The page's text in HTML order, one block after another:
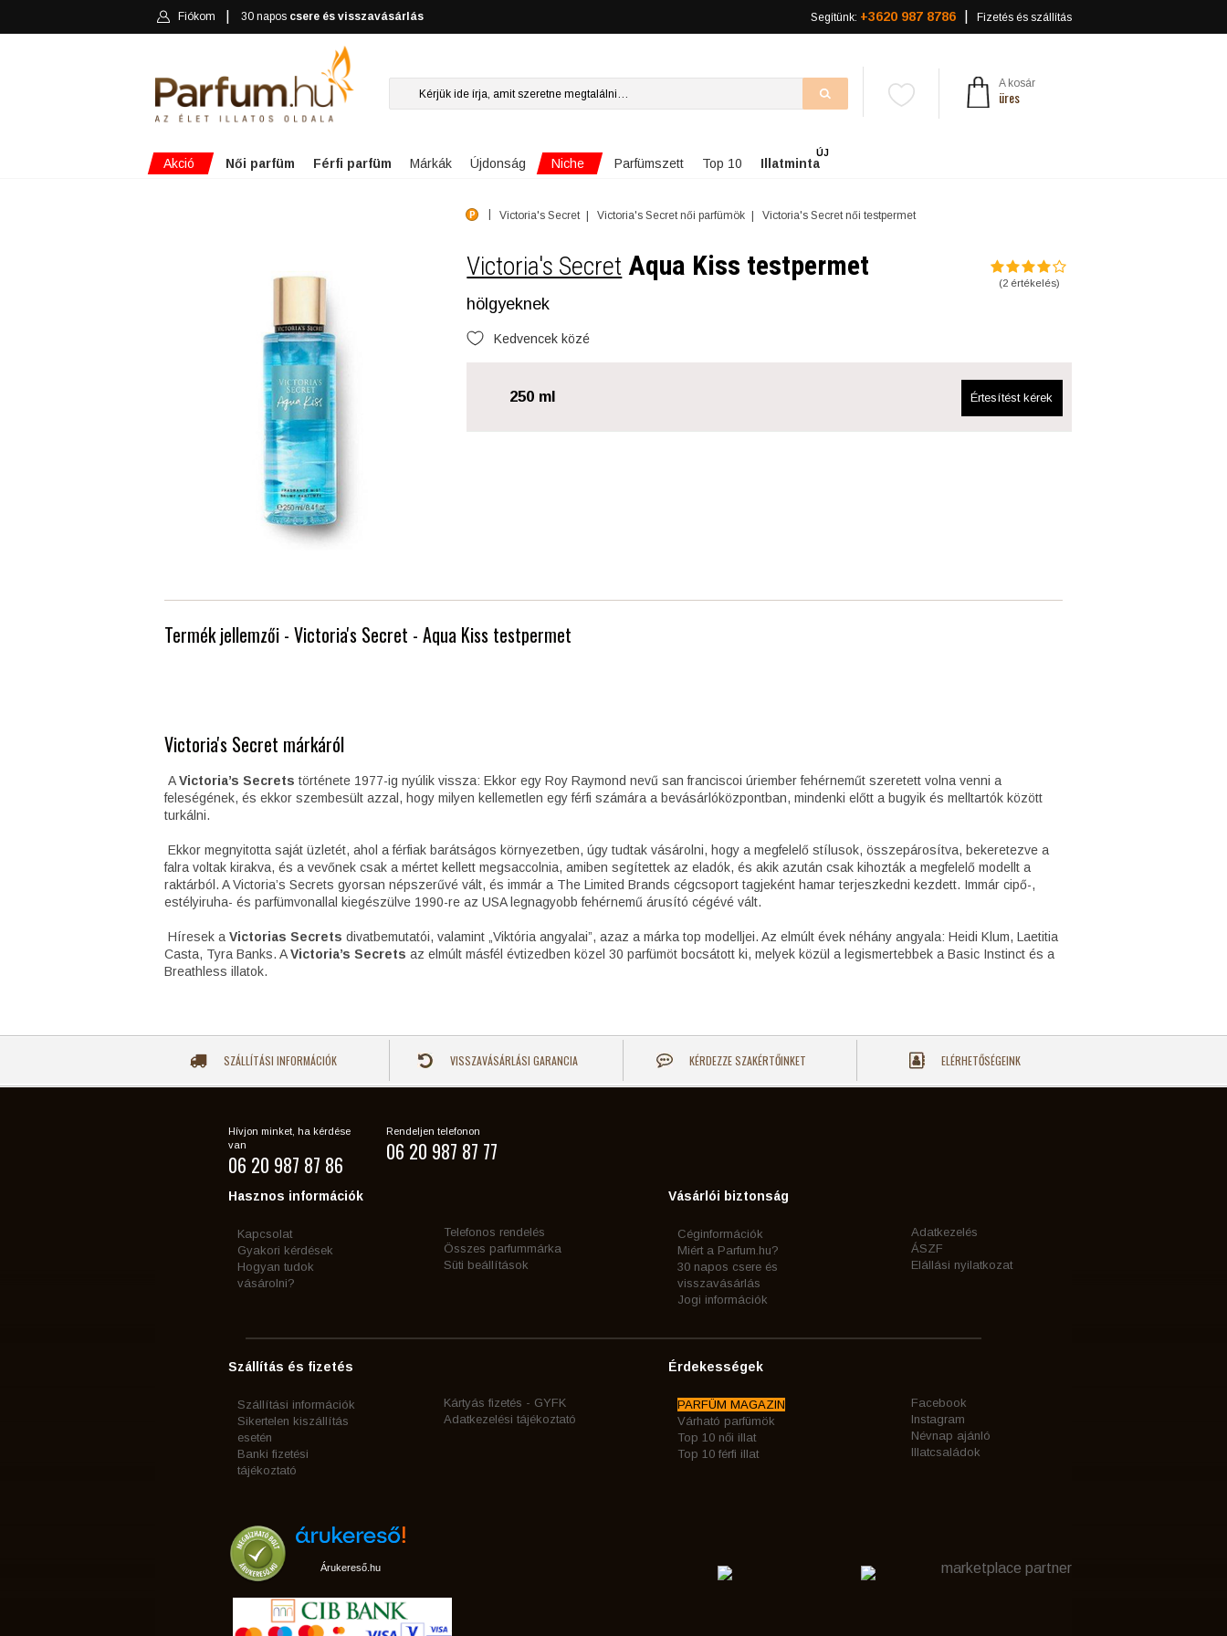
Fiókom 30 napos csere és visszavásárlás Segítünk: +3620 987 8786 Fizetés és szállítás
A kosár
üres
Akció Női parfüm Férfi parfüm Márkák Újdonság Niche Parfümszett Top 10 Illatminta
ÚJ
Victoria's Secret Victoria's Secret női parfümök Victoria's Secret női testpermet
Victoria's Secret Aqua Kiss testpermet
hölgyeknek
Kedvencek közé
(2értékelés)
250 ml Értesítést kérek
Termék jellemzői - Victoria's Secret - Aqua Kiss testpermet
Victoria's Secret márkáról
AVictoria’s Secrets története 1977-ig nyúlik vissza: Ekkor egy Roy Raymond nevű san franciscoi úriember fehérneműt szeretett volna venni a
feleségének, és ekkor szembesült azzal, hogy milyen kellemetlen egy férfi számára a bevásárlóközpontban, mindenki előtt a bugyik és melltartók között
turkálni.
Ekkor megnyitotta saját üzletét, ahol a férfiak barátságos környezetben, úgy tudtak vásárolni, hogy a megfelelő stílusok, összepárosítva, bekeretezve a
falra voltak kirakva, és a vevőnek csak a mértet kellett megsaccolnia, amiben segítettek az eladók, és akik azután csak kihozták a megfelelő modellt a
raktárból. A Victoria’s Secrets gyorsan népszerűvé vált, és immár a The Limited Brands cégcsoport tagjeként hamar terjeszkedni kezdett. Immár cipő-,
estélyiruha- és parfümvonallal kiegészülve 1990-re az USA legnagyobb fehérnemű árusító cégévé vált.
Híresek a Victorias Secrets divatbemutatói, valamint „Viktória angyalai”, azaz a márka top modelljei. Az elmúlt évek néhány angyala: Heidi Klum, Laetitia
Casta, Tyra Banks. AVictoria’s Secrets az elmúlt másfél évtizedben közel 30 parfümöt bocsátott ki, melyek közül a legismertebbek a Basic Instinct és a
Breathless illatok.
SZÁLLÍTÁSI INFORMÁCIÓK VISSZAVÁSÁRLÁSI GARANCIA KÉRDEZZE SZAKÉRTŐINKET ELÉRHETŐSÉGEINK
Hívjon minket, ha kérdése
van
06 20 987 87 86
Rendeljen telefonon
06 20 987 87 77
Hasznos információk
Kapcsolat
Gyakori kérdések
Hogyan tudok
vásárolni?
Telefonos rendelés
Összes parfummárka
Süti beállítások
Vásárlói biztonság
Céginformációk
Miért a Parfum.hu?
30 napos csere és
visszavásárlás
Jogi információk
Adatkezelés
ÁSZF
Elállási nyilatkozat
Szállítás és fizetés
Szállítási információk
Sikertelen kiszállítás
esetén
Banki fizetési
tájékoztató
Kártyás fizetés - GYFK
Adatkezelési tájékoztató
Érdekességek
PARFÜM MAGAZIN
Várható parfümök
Top 10 női illat
Top 10 férfi illat
Facebook
Instagram
Névnap ajánló
Illatcsaládok
Árukereső.hu marketplace partner